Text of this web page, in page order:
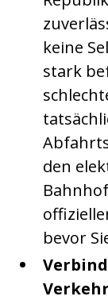
keine
stark
den
bevor